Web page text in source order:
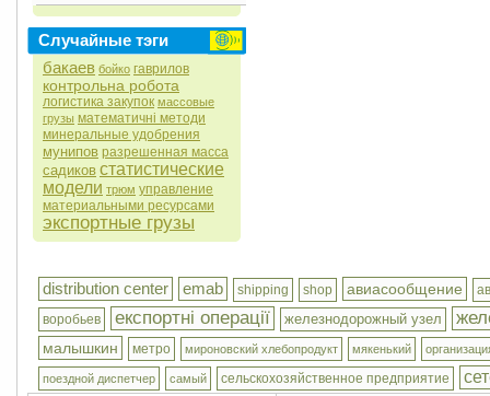
Случайные тэги
бакаев бойко гаврилов
контрольна робота
логистика закупок массовые
грузы математичні методи
минеральные удобрения
мунипов разрешенная масса
садиков статистические
модели трюм управление
материальными ресурсами
экспортные грузы
distribution center emab shipping shop авиасообщение
воробьев
експортні операції железнодорожный узел
малышкин метро мироновский хлебопродукт мякенький
поездной диспетчер самый сельскохозяйственное предприятие